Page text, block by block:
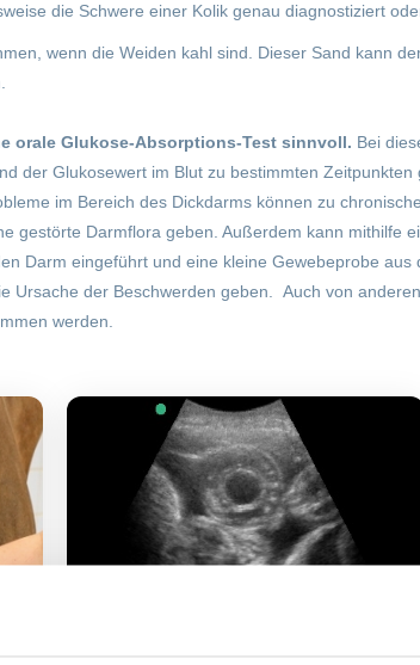
die Schwere einer Kolik genau diagnostiziert
wenn die Weiden kahl sind. Dieser Sand kann
orale Glukose-Absorptions-Test sinnvoll. Bei
der Glukosewert im Blut zu bestimmten
im Bereich des Dickdarms können zu
gestörte Darmflora geben. Außerdem kann mithilfe
Darm eingeführt und eine kleine Gewebeprobe
Ursache der Beschwerden geben. Auch von
werden.